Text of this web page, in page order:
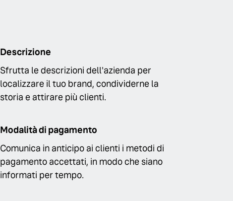
Descrizione
Sfrutta le descrizioni dell'azienda per
localizzare il tuo brand, condividerne la
storia e attirare più clienti.
Modalità di pagamento
Comunica in anticipo ai clienti i metodi di
pagamento accettati, in modo che siano
informati per tempo.